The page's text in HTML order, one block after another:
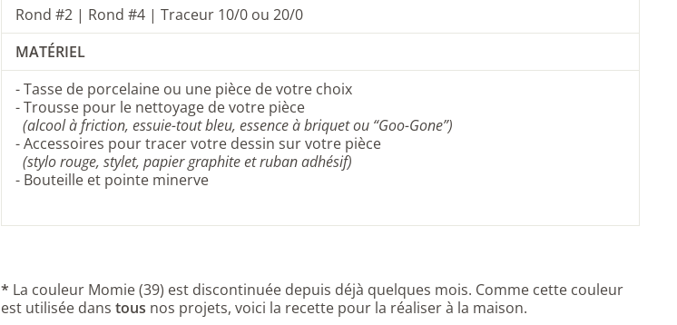
Rond #2 | Rond #4 | Traceur 10/0 ou 20/0
MATÉRIEL
-Tasse de porcelaine ou une pièce de votre choix
- Trousse pour le nettoyage de votre pièce
(alcool à friction, essuie-tout bleu, essence à briquet ou “Goo-Gone”)
- Accessoires pour tracer votre dessin sur votre pièce
(stylo rouge, stylet, papier graphiteetruban adhésif)
- Bouteille et pointe minerve
* La couleur Momie (39) est discontinuée depuis déjà quelques mois. Comme cette couleur
est utilisée dans tous nos projets, voici la recette pour la réaliser à la maison.